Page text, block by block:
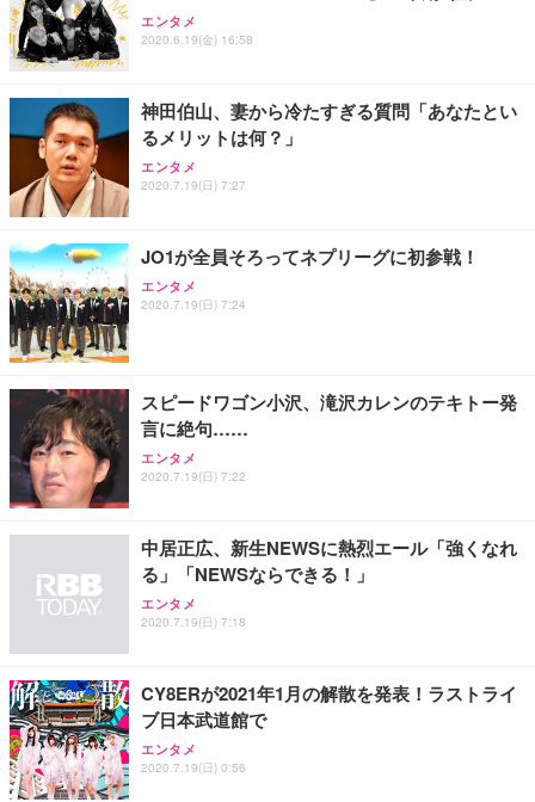
Sezlife オフィスチェア デスクチェア 疲れない テレ
ワーク チェア 強化バックレスト 30度ロッキング機
能 人間工学 椅子 腰サポート 90度跳ね上げ式アーム
務用 おしゃれ パソコンチェア (ブラック)
Sezlife オフィスチェア デスクチェア 疲れない テレ
ワーク チェア 強化バックレスト 30度ロッキング機
能 人間工学 椅子 腰サポート 90度跳ね上げ式アーム
務用 おしゃれ パソコンチェア (ホワイト)
ANDWINT オフィスチェア デスクチェア 肘なし メ
ッシュ 通気性 ランバーサポート付き 腰サポート ガ
【純正品】27"ゲーミングモニター DualSense 充電
フック付き（CFI-ZDM1J）
【整備済み品】Dell E2724HS 27インチ 液晶モニタ
ー フルHD（1920×1080）VA 非光沢 HDMI/DisplayP
ort/VGA スピーカー内蔵 高さ調整 スイベル VESA対
【MiniLED/24.5inch/280Hz/FHD】GRAPHT THE S
HOOTER Gaming Monitor 24” Essential ゲーミン
ネオ・ルーライフ ネオ・オムツ L 中型犬用 26枚入
り 単品
Smart Basic(スマートベーシック) 【Amazon.co.jp
限定】 Smart Basic アイリスオーヤマ ペットシーツ
超厚型 お徳用 ワイド 100枚入 (x 1) (ケース販売)
アイリスオーヤマ ペットシーツ 超厚型 お徳用 レギ
エンタメ
2020.6.19(金) 16:58
神田伯山、妻から冷たすぎる質問「あなたとい
るメリットは何？」
エンタメ
2020.7.19(日) 7:27
JO1が全員そろってネプリーグに初参戦！
エンタメ
2020.7.19(日) 7:24
スピードワゴン小沢、滝沢カレンのテキトー発
言に絶句……
エンタメ
2020.7.19(日) 7:22
中居正広、新生NEWSに熱烈エール「強くなれ
る」「NEWSならできる！」
エンタメ
2020.7.19(日) 7:18
CY8ERが2021年1月の解散を発表！ラストライ
ブ日本武道館で
エンタメ
2020.7.19(日) 0:56